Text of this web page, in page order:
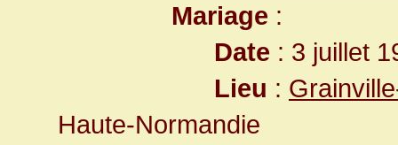
Mariage :
Date : 3 juillet
Lieu :
Haute-Normandie